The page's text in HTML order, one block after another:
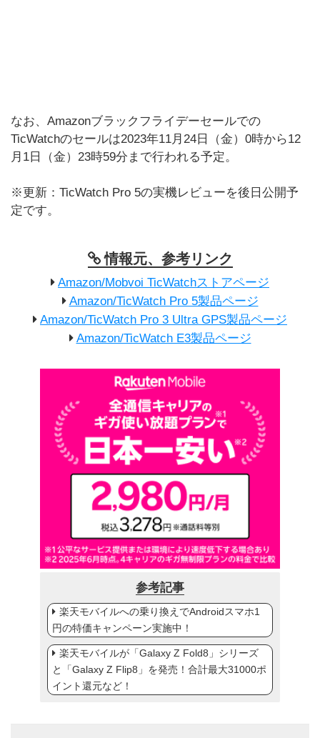
なお、Amazonブラックフライデーセールでの
TicWatchのセールは2023年11月24日（金）0時から12
月1日（金）23時59分まで行われる予定。
※更新：TicWatch Pro 5の実機レビューを後日公開予
定です。
情報元、参考リンク
Amazon/Mobvoi TicWatchストアページ
Amazon/TicWatch Pro 5製品ページ
Amazon/TicWatch Pro 3 Ultra GPS製品ページ
Amazon/TicWatch E3製品ページ
参考記事
楽天モバイルへの乗り換えでAndroidスマホ1
円の特価キャンペーン実施中！
楽天モバイルが「Galaxy Z Fold8」シリーズ
と「Galaxy Z Flip8」を発売！合計最大31000ポ
イント還元など！